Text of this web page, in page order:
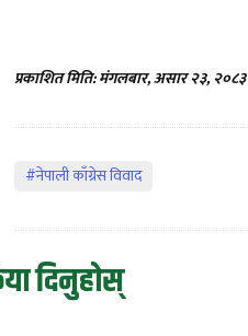
प्रकाशित मिति: मंगलबार, असार २३, २०८३
#नेपाली काँग्रेस विवाद
दिनुहोस्